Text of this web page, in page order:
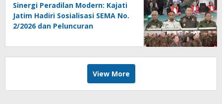
Sinergi Peradilan Modern: Kajati
Jatim Hadiri Sosialisasi SEMA No.
2/2026 dan Peluncuran
Surabaya
View More